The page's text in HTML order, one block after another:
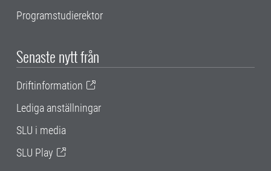
Programstudierektor
Senaste nytt från
Driftinformation
Lediga anställningar
SLU i media
SLU Play